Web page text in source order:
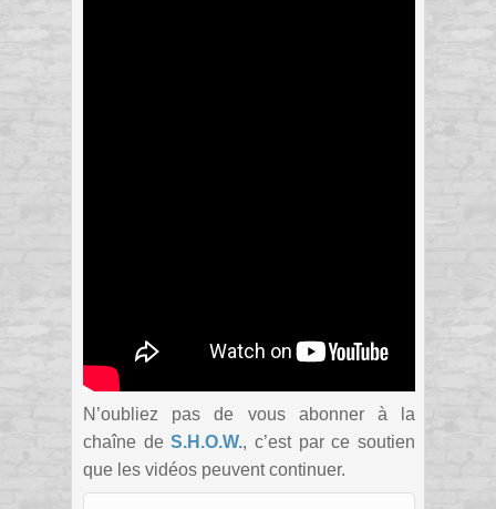
N’oubliez pas de vous abonner à la
chaîne deS.H.O.W., c’est par ce soutien
que les vidéos peuvent continuer.